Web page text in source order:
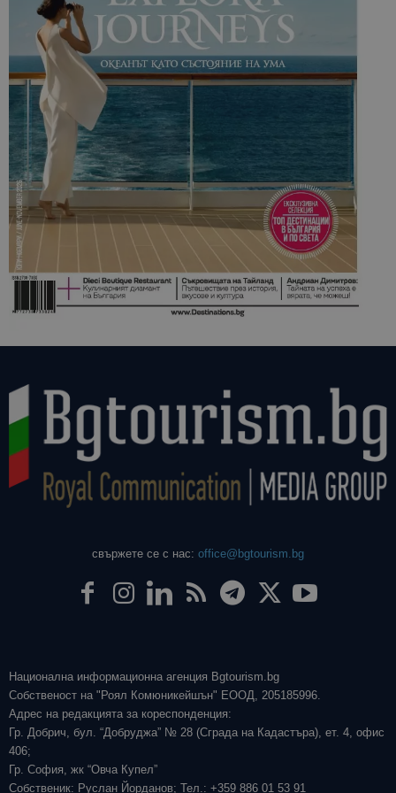
свържете се с нас: office@bgtourism.bg
Национална информационна агенция Bgtourism.bg
Собственост на "Роял Комюникейшън" ЕООД, 205185996.
Адрес на редакцията за кореспонденция:
Гр. Добрич, бул. “Добруджа” № 28 (Сграда на Кадастъра), ет. 4, офис
406;
Гр. София, жк “Овча Купел”
Собственик: Руслан Йорданов; Тел.: +359 886 01 53 91